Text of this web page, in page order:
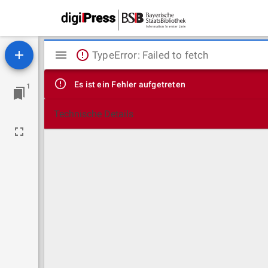
1
Mirador
Viewer
TypeError: Failed to fetch
Es ist ein Fehler aufgetreten
Technische Details